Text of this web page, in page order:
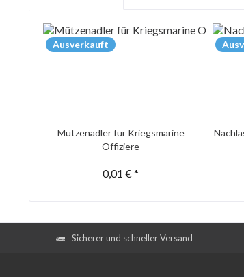
Ausverkauft
Mützenadler für Kriegsmarine
Offiziere
0,01 € *
Sicherer und schneller Versand